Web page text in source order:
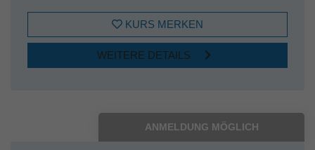
KURS MERKEN
WEITERE DETAILS
ANMELDUNG MÖGLICH